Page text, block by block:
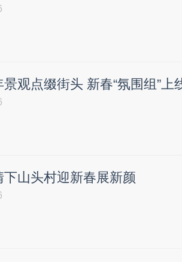
景观点缀街头 新春“氛围组”上
下山头村迎新春展新颜